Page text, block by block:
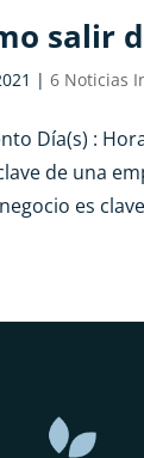
salir
|6 Noticias
Día(s) :
de una
es